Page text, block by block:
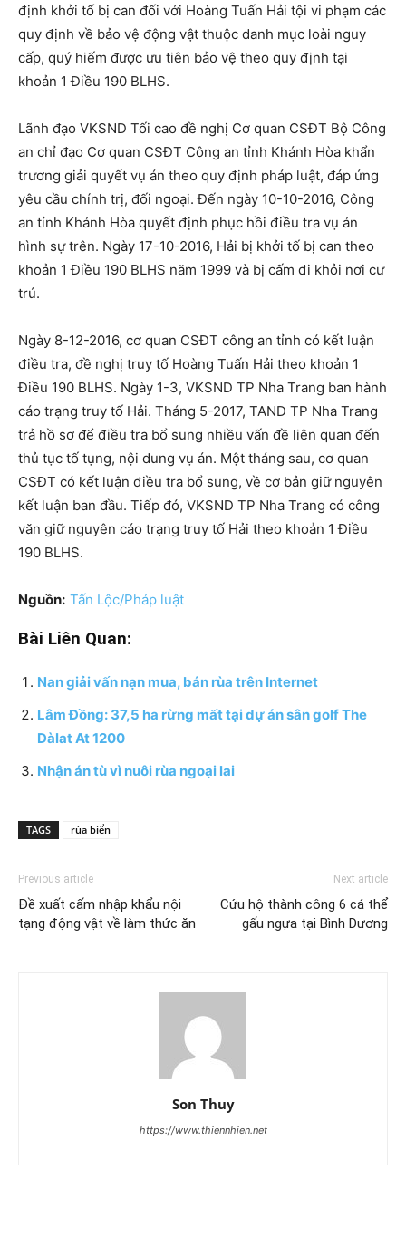
định khởi tố bị can đối với Hoàng Tuấn Hải tội vi phạm các
quy định về bảo vệ động vật thuộc danh mục loài nguy
cấp, quý hiếm được ưu tiên bảo vệ theo quy định tại
khoản 1 Điều 190 BLHS.
Lãnh đạo VKSND Tối cao đề nghị Cơ quan CSĐT Bộ Công
an chỉ đạo Cơ quan CSĐT Công an tỉnh Khánh Hòa khẩn
trương giải quyết vụ án theo quy định pháp luật, đáp ứng
yêu cầu chính trị, đối ngoại. Đến ngày 10-10-2016, Công
an tỉnh Khánh Hòa quyết định phục hồi điều tra vụ án
hình sự trên. Ngày 17-10-2016, Hải bị khởi tố bị can theo
khoản 1 Điều 190 BLHS năm 1999 và bị cấm đi khỏi nơi cư
trú.
Ngày 8-12-2016, cơ quan CSĐT công an tỉnh có kết luận
điều tra, đề nghị truy tố Hoàng Tuấn Hải theo khoản 1
Điều 190 BLHS. Ngày 1-3, VKSND TP Nha Trang ban hành
cáo trạng truy tố Hải. Tháng 5-2017, TAND TP Nha Trang
trả hồ sơ để điều tra bổ sung nhiều vấn đề liên quan đến
thủ tục tố tụng, nội dung vụ án. Một tháng sau, cơ quan
CSĐT có kết luận điều tra bổ sung, về cơ bản giữ nguyên
kết luận ban đầu. Tiếp đó, VKSND TP Nha Trang có công
văn giữ nguyên cáo trạng truy tố Hải theo khoản 1 Điều
190 BLHS.
Nguồn: Tấn Lộc/Pháp luật
Bài Liên Quan:
Nan giải vấn nạn mua, bán rùa trên Internet
Lâm Đồng: 37,5 ha rừng mất tại dự án sân golf The
Dàlat At 1200
Nhận án tù vì nuôi rùa ngoại lai
TAGS rùa biển
Previous article
Đề xuất cấm nhập khẩu nội
tạng động vật về làm thức ăn
Next article
Cứu hộ thành công 6 cá thể
gấu ngựa tại Bình Dương
Son Thuy
https://www.thiennhien.net